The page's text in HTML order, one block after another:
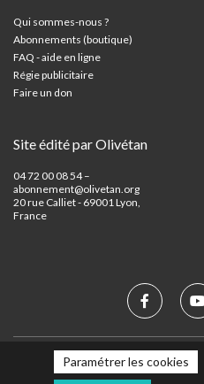
Qui sommes-nous ?
Abonnements (boutique)
FAQ - aide en ligne
Régie publicitaire
Faire un don
Site édité par Olivétan
04 72 00 08 54 –
abonnement@olivetan.org
20 rue Calliet - 69001 Lyon,
France
Mentions légales
Paramétrer les cookies